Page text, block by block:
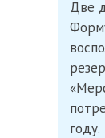
Две
году.